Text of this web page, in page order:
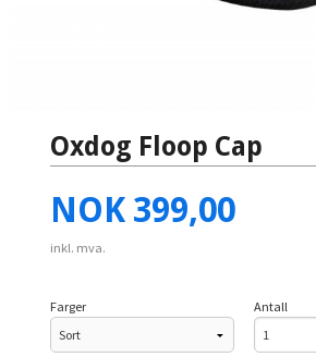
Oxdog Floop Cap
Pris
NOK 399,00
inkl. mva.
Farger Antall